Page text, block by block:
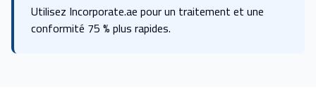
Utilisez Incorporate.ae pour un traitement et une
conformité 75 % plus rapides.